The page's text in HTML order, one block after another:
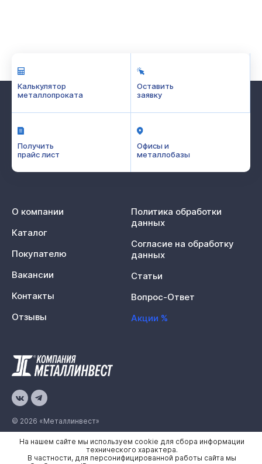
Калькулятор
металлопроката
Оставить
заявку
Получить
прайс лист
Офисы и
металлобазы
© 2026 «Металлинвест»
Политика конфиденциальности
О компании
Каталог
Покупателю
Вакансии
Контакты
Отзывы
Политика обработки
данных
Согласие на обработку
данных
Статьи
Вопрос-Ответ
Акции %
На нашем сайте мы используем cookie для сбора информации
технического характера.
В частности, для персонифицированной работы сайта мы